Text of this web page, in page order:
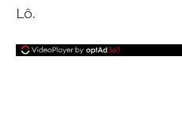
Lô.